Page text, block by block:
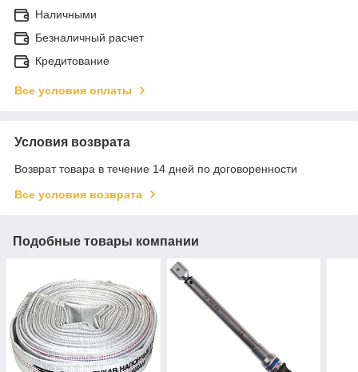
Наличными
Безналичный расчет
Кредитование
Все условия оплаты
Условия возврата
Возврат товара в течение 14 дней по договоренности
Все условия возврата
Подобные товары компании